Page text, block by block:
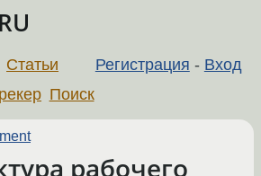
Регистрация - Вход
Статьи
Поиск
рабочего